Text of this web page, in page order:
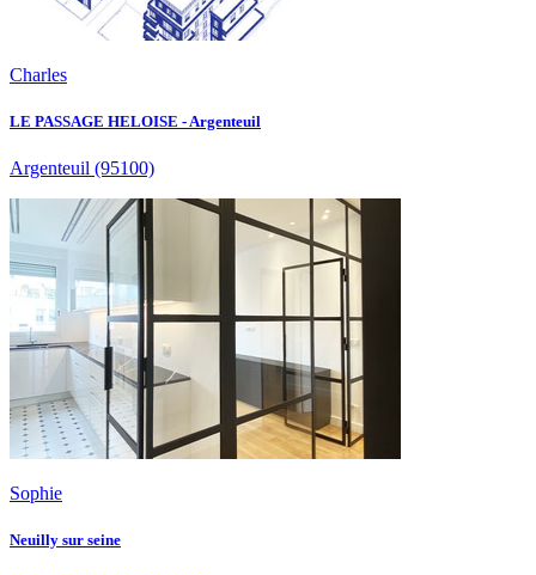
Charles
LE PASSAGE HELOISE - Argenteuil
Argenteuil (95100)
Sophie
Neuilly sur seine